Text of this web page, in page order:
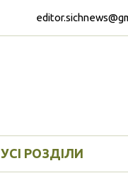
УСІ РОЗДІЛИ